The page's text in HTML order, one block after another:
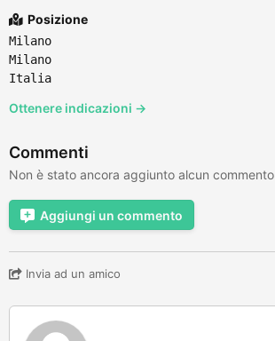
Posizione
Milano
Milano
Italia
Ottenere indicazioni →
Commenti
Non è stato ancora aggiunto alcun commento
Aggiungi un commento
Invia ad un amico